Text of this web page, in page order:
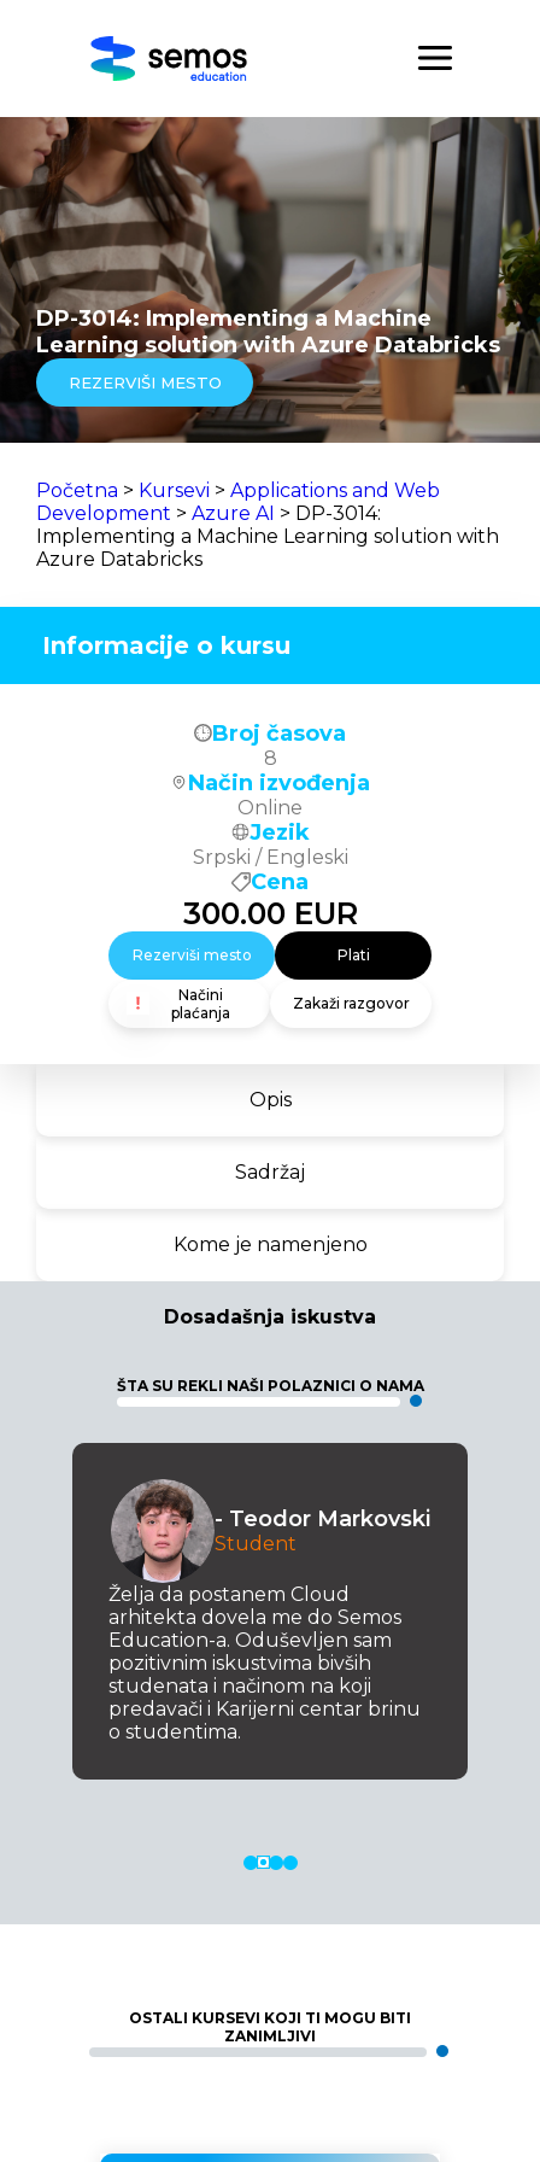
DP-3014: Implementing a Machine
Learning solution with Azure Databricks
REZERVIŠI MESTO
Početna > Kursevi > Applications and Web
Development > Azure AI > DP-3014:
Implementing a Machine Learning solution with
Azure Databricks
Opis
Sadržaj
Kome je namenjeno
Dosadašnja iskustva
ŠTA SU REKLI NAŠI POLAZNICI O NAMA
- Teodor Markovski
Student
Želja da postanem Cloud
arhitekta dovela me do Semos
Education-a. Oduševljen sam
pozitivnim iskustvima bivših
studenata i načinom na koji
predavači i Karijerni centar brinu
o studentima.
OSTALI KURSEVI KOJI TI MOGU BITI
ZANIMLJIVI
Informacije o kursu
Broj časova
8
Način izvođenja
Online
Jezik
Srpski / Engleski
Cena
300.00EUR
Rezerviši mesto Plati
Načini
plaćanja
Zakaži razgovor